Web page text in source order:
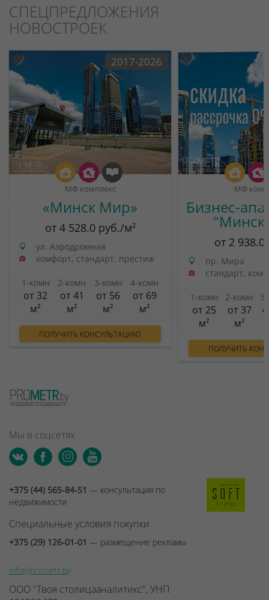
СПЕЦПРЕДЛОЖЕНИЯ
НОВОСТРОЕК
2017-2026
МФ комплекс
«Минск Мир»
от 4 528.0 руб./м²
ул. Аэродромная
комфорт, стандарт, престиж
1-комн
от 32
м²
2-комн
от 41
м²
3-комн
от 56
м²
4-комн
от 69
м²
ПОЛУЧИТЬ КОНСУЛЬТАЦИЮ
МФ
Бизнес-
от 2
пр. Мира
стандарт,
1-комн
от 25
м²
2-комн
от 37
м²
ПОЛУЧИТЬ
Мы в соцсетях
+375 (44) 565-84-51 — консультация по
недвижимости
Специальные условия покупки
+375 (29) 126-01-01 — размещение рекламы
info@prometr.by
ООО "Твоя столицааналитикс", УНП